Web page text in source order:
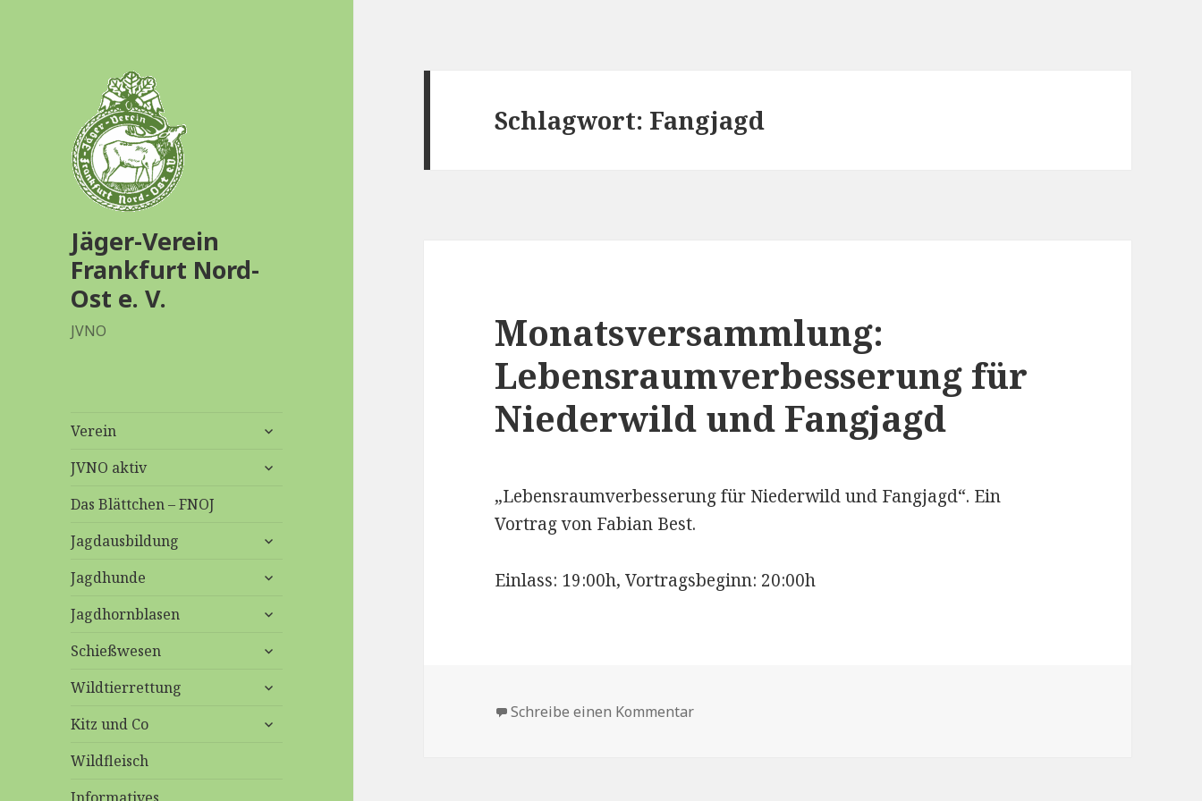
Jäger-Verein
Frankfurt Nord-
Ost e. V.
JVNO
Verein
untermenü
JVNO aktiv
untermenü
Das Blättchen – FNOJ
Jagdausbildung
untermenü
Jagdhunde
untermenü
Jagdhornblasen
untermenü
Schießwesen
untermenü
Wildtierrettung
untermenü
Kitz und Co
untermenü
Wildfleisch
Schlagwort: Fangjagd
Monatsversammlung:
Lebensraumverbesserung für
Niederwild und Fangjagd
„Lebensraumverbesserung für Niederwild und Fangjagd“. Ein
Vortrag von Fabian Best.
Einlass: 19:00h, Vortragsbeginn: 20:00h
Schreibe einen Kommentar